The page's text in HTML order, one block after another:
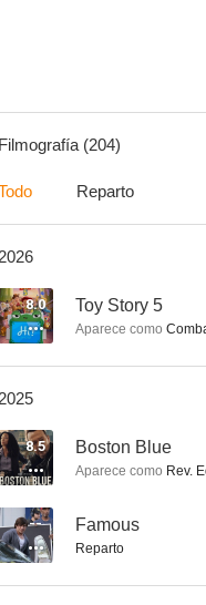
8.7
Grace and Frankie
Filmografía (204)
Reparto
2026
8.0 Toy Story 5
Aparece como
2025
8.5 Boston Blue
Aparece como Rev.
-- Famous
Reparto